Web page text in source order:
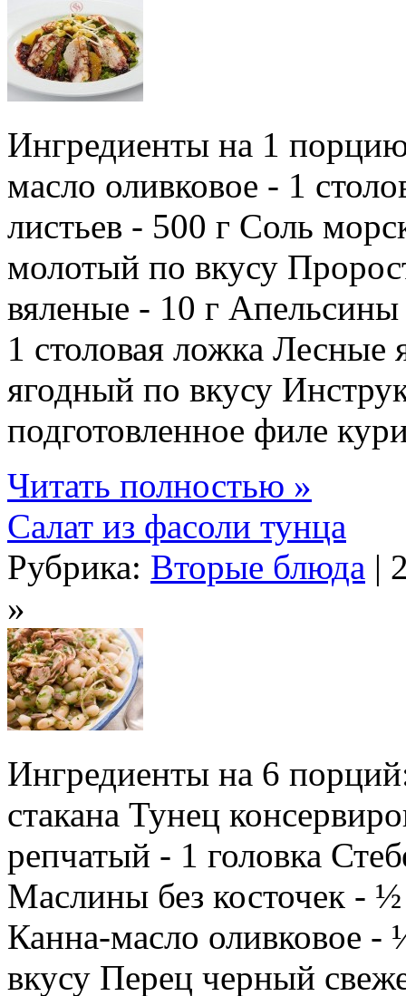
Ингредиенты на 1
масло оливковое - 1
листьев - 500 г Соль
молотый по вкусу
вяленые - 10 г
1 столовая ложка Лесные
ягодный по вкусу
подготовленное филе
Читать полностью »
Салат из фасоли тунца
Рубрика: Вторые блюда |
»
Ингредиенты на 6
стакана Тунец
репчатый - 1 головка
Маслины без косточек -
Канна-масло оливковое -
вкусу Перец черный